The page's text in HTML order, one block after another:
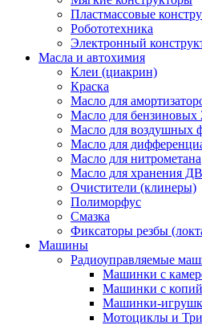
Пластмассовые
Робототехника
Электронный
Масла и автохимия
Клеи (циакрин)
Краска
Масло для
Масло для бензиновых
Масло для воздушных
Масло для
Масло для нитрометана
Масло для хранения
Очистители (клинеры)
Полиморфус
Смазка
Фиксаторы резбы
Машины
Радиоуправляемые
Машинки с
Машинки с
Машинки-
Мотоциклы и